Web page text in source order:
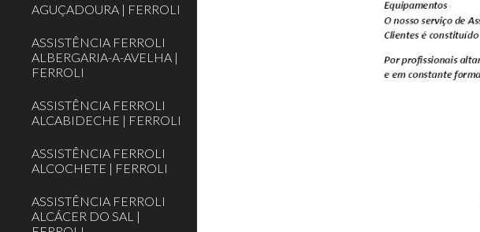
AGUÇADOURA | FERROLI
ASSISTÊNCIA FERROLI
ALBERGARIA-A-AVELHA |
FERROLI
ASSISTÊNCIA FERROLI
ALCABIDECHE | FERROLI
ASSISTÊNCIA FERROLI
ALCOCHETE | FERROLI
ASSISTÊNCIA FERROLI
ALCÁCER DO SAL |